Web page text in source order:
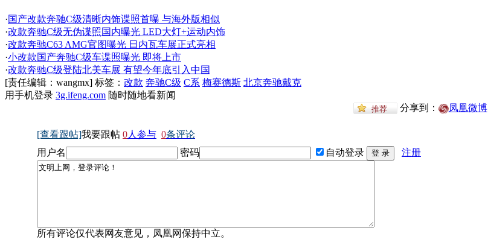
·国产改款奔驰C级清晰内饰谍照首曝 与海外版相似
·改款奔驰C级无伪谍照国内曝光 LED大灯+运动内饰
·改款奔驰C63 AMG官图曝光 日内瓦车展正式亮相
·小改款国产奔驰C级车谍照曝光 即将上市
·改款奔驰C级登陆北美车展 有望今年底引入中国
[责任编辑：wangmx] 标签： 改款 奔驰C级 C系 梅赛德斯 北京奔驰戴克
用手机登录 3g.ifeng.com 随时随地看新闻
分享到：
凤凰微博
[查看跟帖]我要跟帖 0人参与 0条评论
用户名
密码 自动登录 注册
所有评论仅代表网友意见，凤凰网保持中立。